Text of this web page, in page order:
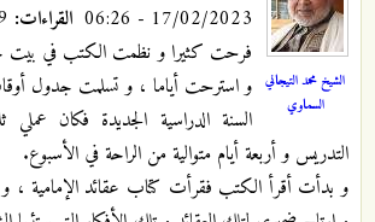
الشيخ محمد التيجاني
السماوي
17/02/2023 - 06:26 القراءات:
فرحت كثيرا و نظمت الكتب في بيت
و استرحت أياما ، و تسلمت جدول
السنة الدراسية الجديدة فكان عملي
التدريس و أربعة أيام متوالية من الراحة في الأسبوع.
و بدأت أقرأ الكتب فقرأت كتاب عقائد الإمامية ،